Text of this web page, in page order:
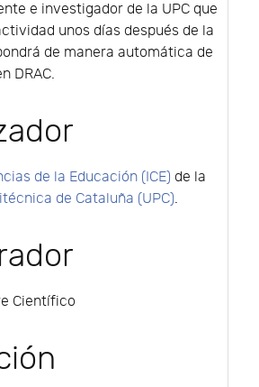
e investigador de la UPC que
unos días después de la
de manera automática de
DRAC.
de la Educación (ICE) de la
de Cataluña (UPC).
Científico